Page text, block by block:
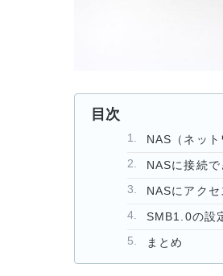
目次
NAS（ネッ
NASに接続
NASにアク
SMB1.0の設
まとめ